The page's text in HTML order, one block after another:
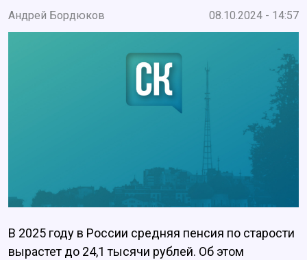
Андрей Бордюков 08.10.2024 - 14:57
В 2025 году в России средняя пенсия по старости
вырастет до 24,1 тысячи рублей. Об этом